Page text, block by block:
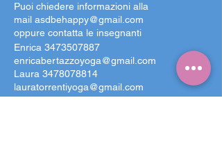
Puoi chiedere informazioni alla
mail asdbehappy@gmail.com
oppure contatta le insegnanti
Enrica 3473507887
enricabertazzoyoga@gmail.com
Laura 3478078814
lauratorrentiyoga@gmail.com